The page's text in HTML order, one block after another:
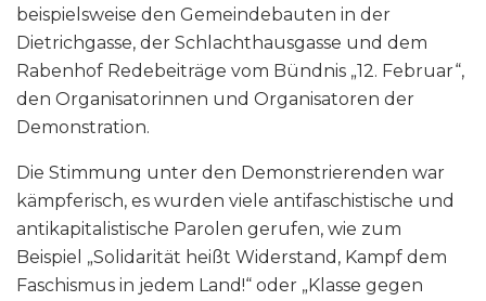
beispielsweise den Gemeindebauten in der
Dietrichgasse, der Schlachthausgasse und dem
Rabenhof Redebeiträge vom Bündnis „12. Februar“,
den Organisatorinnen und Organisatoren der
Demonstration.
Die Stimmung unter den Demonstrierenden war
kämpferisch, es wurden viele antifaschistische und
antikapitalistische Parolen gerufen, wie zum
Beispiel „Solidarität heißt Widerstand, Kampf dem
Faschismus in jedem Land!“ oder „Klasse gegen